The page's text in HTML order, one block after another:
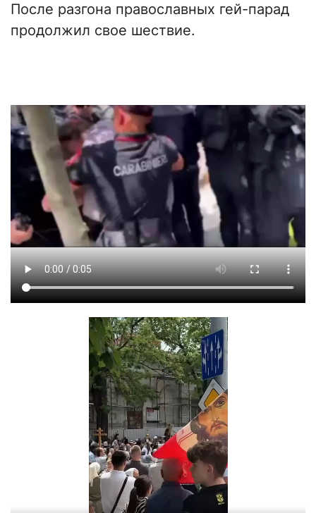
После разгона православных гей-парад
продолжил свое шествие.